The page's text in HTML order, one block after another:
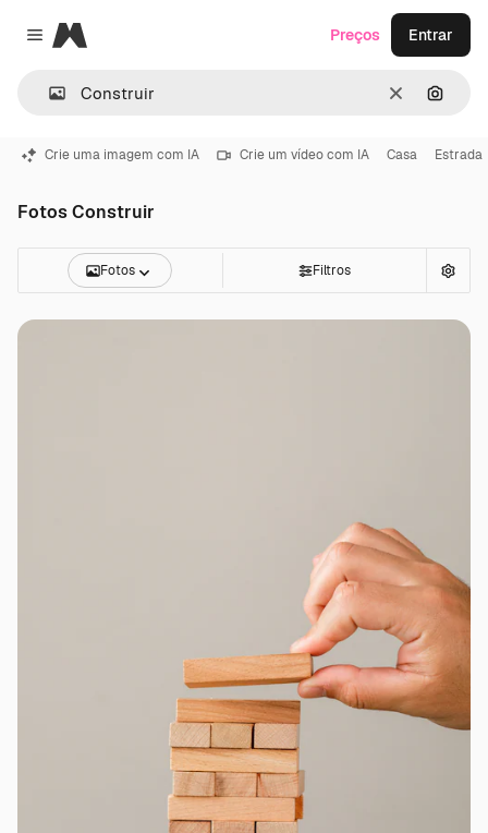
Close menu
Magnific
Limpar
Preços Entrar
Crie uma imagem com IA Crie um vídeo com IA Casa Estrada
Fotos Construir
Fotos Filtros